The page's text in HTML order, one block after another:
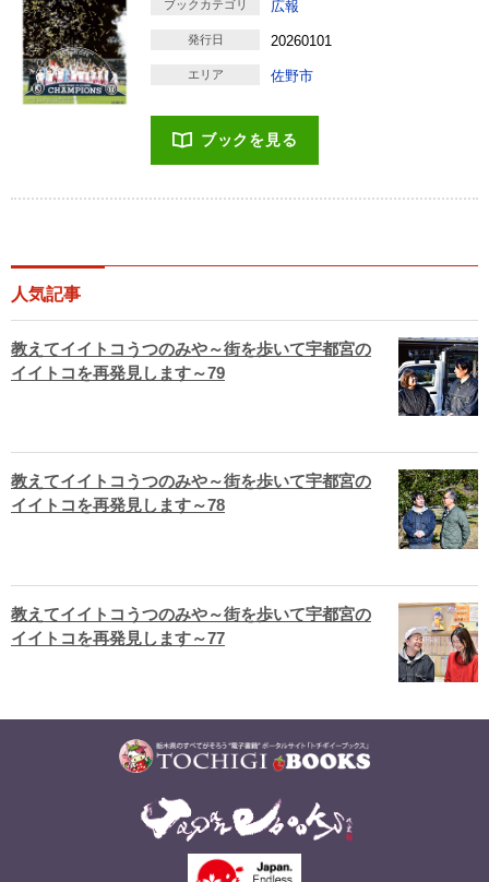
ブックカテゴリ 広報
発行日 20260101
エリア 佐野市
ブックを見る
人気記事
教えてイイトコうつのみや～街を歩いて宇都宮の
イイトコを再発見します～79
教えてイイトコうつのみや～街を歩いて宇都宮の
イイトコを再発見します～78
教えてイイトコうつのみや～街を歩いて宇都宮の
イイトコを再発見します～77